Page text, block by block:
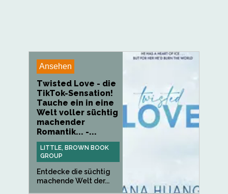
Ansehen
Twisted Love - die
TikTok-Sensation!
Tauche ein in eine
Welt voller süchtig
machender
Romantik... -...
LITTLE, BROWN BOOK
GROUP
Entdecke die süchtig
machende Welt der...